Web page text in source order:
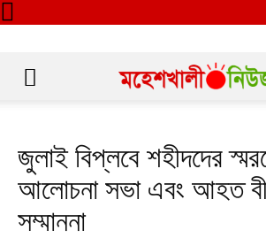
জুলাই বিপ্লবে শহীদদের
আলোচনা সভা এবং আহত
সম্মাননা